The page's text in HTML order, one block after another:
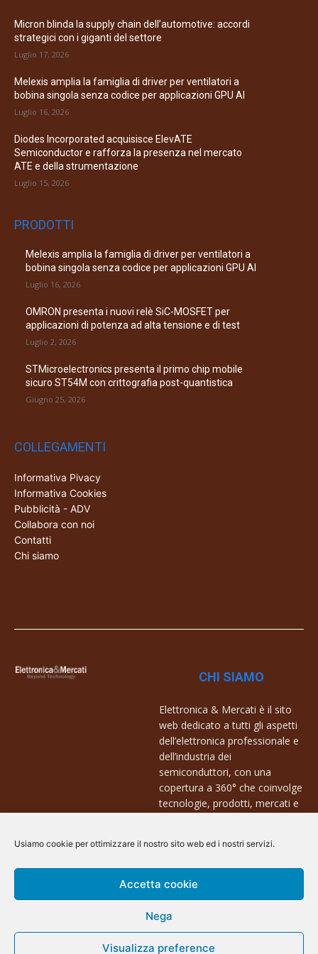
Usiamo cookie per ottimizzare il nostro sito web ed i nostri servizi.
Accetta cookie
Nega
Visualizza preference
Micron blinda la supply chain dell’automotive: accordi
strategici con i giganti del settore
Luglio 17, 2026
Melexis amplia la famiglia di driver per ventilatori a
bobina singola senza codice per applicazioni GPU AI
Luglio 16, 2026
Diodes Incorporated acquisisce ElevATE
Semiconductor e rafforza la presenza nel mercato
ATE e della strumentazione
Luglio 15, 2026
PRODOTTI
Melexis amplia la famiglia di driver per ventilatori a
bobina singola senza codice per applicazioni GPU AI
Luglio 16, 2026
OMRON presenta i nuovi relè SiC-MOSFET per
applicazioni di potenza ad alta tensione e di test
Luglio 2, 2026
STMicroelectronics presenta il primo chip mobile
sicuro ST54M con crittografia post-quantistica
Giugno 25, 2026
COLLEGAMENTI
Informativa Pivacy
Informativa Cookies
Pubblicità - ADV
Collabora con noi
Contatti
Chi siamo
CHI SIAMO
Elettronica & Mercati è il sito
web dedicato a tutti gli aspetti
dell’elettronica professionale e
dell’industria dei
semiconduttori, con una
copertura a 360° che coinvolge
tecnologie, prodotti, mercati e
Contatti:
info@arscommunication.it
@ArsCommunication 2023